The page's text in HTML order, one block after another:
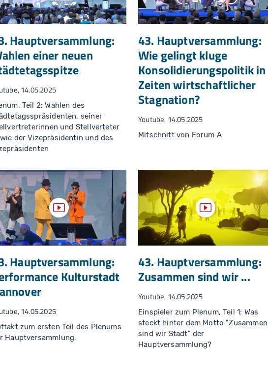
Hauptversammlung:
einer neuen
14.05.2025
Teil 2: Wahlen des
seiner
und Stellverteter
der Vizepräsidentin und des
43. Hauptversammlung:
Wie gelingt kluge
Konsolidierungspolitik in
Zeiten wirtschaftlicher
Stagnation?
Youtube, 14.05.2025
Mitschnitt von Forum A
Video anzeigen
Hauptversammlung:
Kulturstadt
14.05.2025
zum ersten Teil des Plenums
Hauptversammlung.
Video anzeigen
43. Hauptversammlung:
Zusammen sind wir ...
Youtube, 14.05.2025
Einspieler zum Plenum, Teil 1: Was
steckt hinter dem Motto "Zusammen
sind wir Stadt" der
Hauptversammlung?